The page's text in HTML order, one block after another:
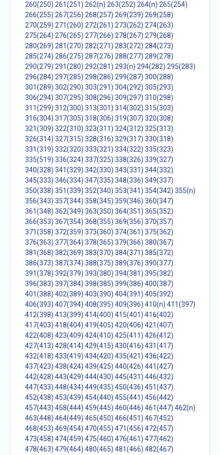
260(250) 261(251) 262(n) 263(252) 264(n) 265(254)
266(255) 267(256) 268(257) 269(239) 269(258)
270(259) 271(260) 272(261) 273(262) 274(263)
275(264) 276(265) 277(266) 278(267) 279(268)
280(269) 281(270) 282(271) 283(272) 284(273)
285(274) 286(275) 287(276) 288(277) 289(278)
290(279) 291(280) 292(281) 293(n) 294(282) 295(283)
296(284) 297(285) 298(286) 299(287) 300(288)
301(289) 302(290) 303(291) 304(292) 305(293)
306(294) 307(295) 308(296) 309(297) 310(298)
311(299) 312(300) 313(301) 314(302) 315(303)
316(304) 317(305) 318(306) 319(307) 320(308)
321(309) 322(310) 323(311) 324(312) 325(313)
326(314) 327(315) 328(316) 329(317) 330(318)
331(319) 332(320) 333(321) 334(322) 335(323)
335(519) 336(324) 337(325) 338(326) 339(327)
340(328) 341(329) 342(330) 343(331) 344(332)
345(333) 346(334) 347(335) 348(336) 349(337)
350(338) 351(339) 352(340) 353(341) 354(342) 355(n)
356(343) 357(344) 358(345) 359(346) 360(347)
361(348) 362(349) 363(350) 364(351) 365(352)
366(353) 367(354) 368(355) 369(356) 370(357)
371(358) 372(359) 373(360) 374(361) 375(362)
376(363) 377(364) 378(365) 379(366) 380(367)
381(368) 382(369) 383(370) 384(371) 385(372)
386(373) 387(374) 388(375) 389(376) 390(377)
391(378) 392(379) 393(380) 394(381) 395(382)
396(383) 397(384) 398(385) 399(386) 400(387)
401(388) 402(389) 403(390) 404(391) 405(392)
406(393) 407(394) 408(395) 409(396) 410(n) 411(397)
412(398) 413(399) 414(400) 415(401) 416(402)
417(403) 418(404) 419(405) 420(406) 421(407)
422(408) 423(409) 424(410) 425(411) 426(412)
427(413) 428(414) 429(415) 430(416) 431(417)
432(418) 433(419) 434(420) 435(421) 436(422)
437(423) 438(424) 439(425) 440(426) 441(427)
442(428) 443(429) 444(430) 445(431) 446(432)
447(433) 448(434) 449(435) 450(436) 451(437)
452(438) 453(439) 454(440) 455(441) 456(442)
457(443) 458(444) 459(445) 460(446) 461(447) 462(n)
463(448) 464(449) 465(450) 466(451) 467(452)
468(453) 469(454) 470(455) 471(456) 472(457)
473(458) 474(459) 475(460) 476(461) 477(462)
478(463) 479(464) 480(465) 481(466) 482(467)